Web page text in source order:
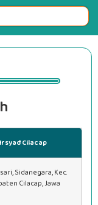
Cilacap
Sidanegara, Kec.
Cilacap, Jawa